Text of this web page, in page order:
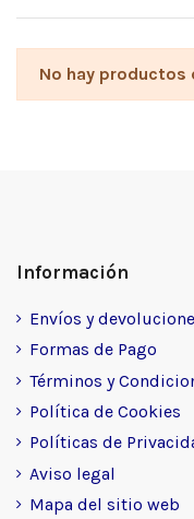
No hay productos
Información
Envíos y
Formas de Pago
Términos y
Política de Cookies
Políticas de
Aviso legal
Mapa del sitio web